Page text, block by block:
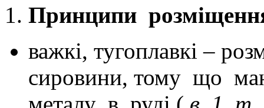
Принципи
важкі, тугоплавкі –
сировини, тому що